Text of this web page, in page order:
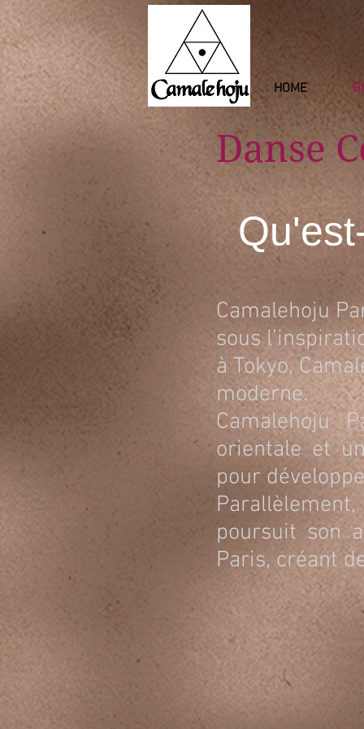
HOME
Danse
Camalehoju
sous
à Tokyo,
moderne.
Camalehoju
orientale et
pour
poursuit son
Paris, créant